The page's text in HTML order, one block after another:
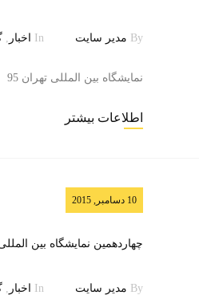
By مدیر سایت In اخبار ,
نمایشگاه بین المللی تهران 95
اطلاعات بیشتر
10 دسامبر, 2015
چهاردهمین نمایشگاه بین المللی
By مدیر سایت In اخبار ,